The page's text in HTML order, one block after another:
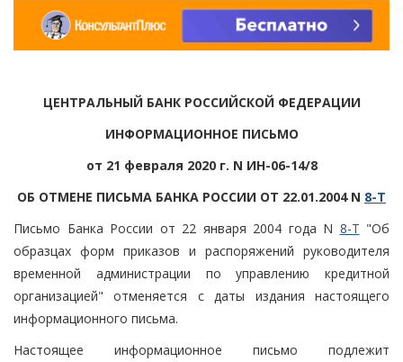
ЦЕНТРАЛЬНЫЙ БАНК РОССИЙСКОЙ ФЕДЕРАЦИИ
ИНФОРМАЦИОННОЕ ПИСЬМО
от 21 февраля 2020 г. N ИН-06-14/8
ОБ ОТМЕНЕ ПИСЬМА БАНКА РОССИИ ОТ 22.01.2004 N 8-Т
Письмо Банка России от 22 января 2004 года N 8-Т "Об
образцах форм приказов и распоряжений руководителя
временной администрации по управлению кредитной
организацией" отменяется с даты издания настоящего
информационного письма.
Настоящее информационное письмо подлежит